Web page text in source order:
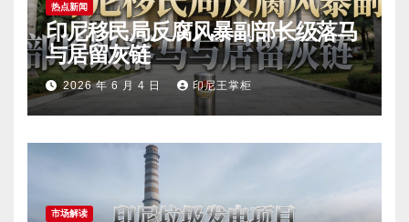
热点新闻
印尼移民局反腐风暴副部长级落马
与居留灰链
2026 年 6 月 4 日 印尼王掌柜
市场解读